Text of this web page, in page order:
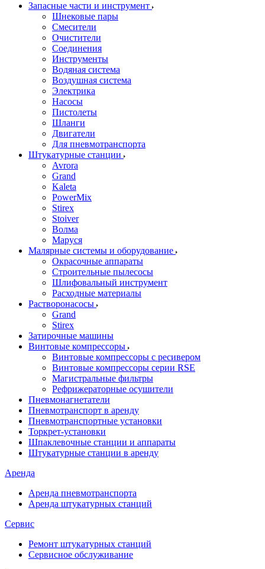
Запасные части и инструмент
Шнековые пары
Смесители
Очистители
Соединения
Инструменты
Водяная система
Воздушная система
Электрика
Насосы
Пистолеты
Шланги
Двигатели
Для пневмотранспорта
Штукатурные станции
Avrora
Grand
Kaleta
PowerMix
Stirex
Stoiver
Волма
Маруся
Малярные системы и оборудование
Окрасочные аппараты
Строительные пылесосы
Шлифовальный инструмент
Расходные материалы
Растворонасосы
Grand
Stirex
Затирочные машины
Винтовые компрессоры
Винтовые компрессоры с ресивером
Винтовые компрессоры серии RSE
Магистральные фильтры
Рефрижераторные осушители
Пневмонагнетатели
Пневмотранспорт в аренду
Пневмотранспортные установки
Торкрет-установки
Шпаклевочные станции и аппараты
Штукатурные станции в аренду
Аренда
Аренда пневмотранспорта
Аренда штукатурных станций
Сервис
Ремонт штукатурных станций
Сервисное обслуживание